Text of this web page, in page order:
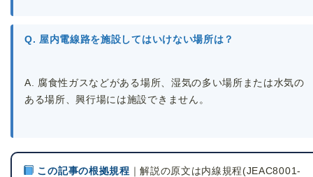
Q. 屋内電線路を施設してはいけない場所は？
A. 腐食性ガスなどがある場所、湿気の多い場所または水気の
ある場所、興行場には施設できません。
この記事の根拠規程 ｜解説の原文は内線規程(JEAC8001-